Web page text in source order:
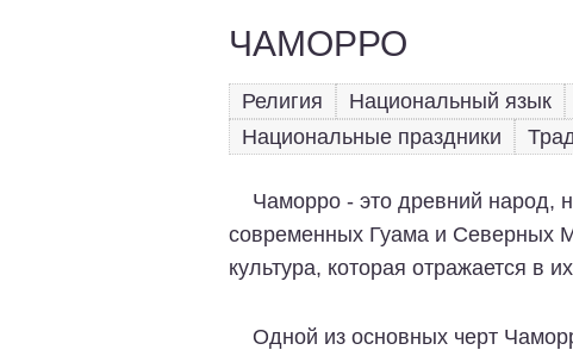
ЧАМОРРО
Религия Национальный язык
Национальные праздники
Чаморро - это древний народ,
современных Гуама и Северных
культура, которая отражается в
Одной из основных черт